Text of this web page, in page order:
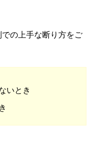
の上手な断り方をご
いとき